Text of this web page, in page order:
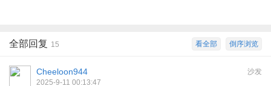
倒序浏览
看全部
全部回复 15
沙发
Cheeloon944
2025-9-11 00:13:47